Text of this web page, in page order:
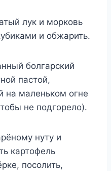
лук и морковь
и обжарить.
болгарский
пастой,
на маленьком огне
не подгорело).
нуту и
картофель
посолить,